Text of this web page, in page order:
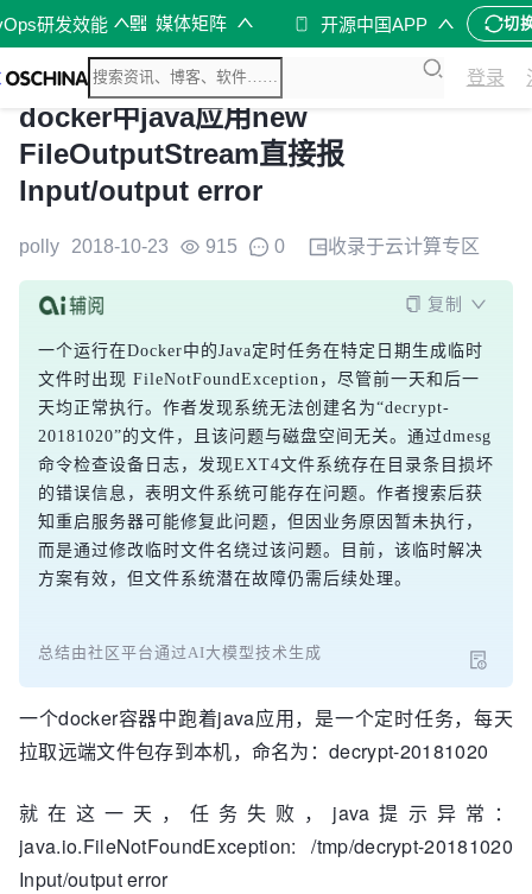
研发效能 媒体矩阵 开源中国APP 切
登录
docker中java应用new
FileOutputStream直接报
Input/output error
polly 2018-10-23 915 0 收录于云计算专区
复制
一个运行在Docker中的Java定时任务在特定日期生成临时
文件时出现 FileNotFoundException，尽管前一天和后一
天均正常执行。作者发现系统无法创建名为“decrypt-
20181020”的文件，且该问题与磁盘空间无关。通过dmesg
命令检查设备日志，发现EXT4文件系统存在目录条目损坏
的错误信息，表明文件系统可能存在问题。作者搜索后获
知重启服务器可能修复此问题，但因业务原因暂未执行，
而是通过修改临时文件名绕过该问题。目前，该临时解决
方案有效，但文件系统潜在故障仍需后续处理。
总结由社区平台通过AI大模型技术生成
一个docker容器中跑着java应用，是一个定时任务，每天
拉取远端文件包存到本机，命名为：decrypt-20181020
就在这一天，任务失败，java提示异常：
java.io.FileNotFoundException: /tmp/decrypt-20181020
Input/output error